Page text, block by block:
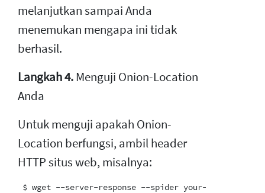
melanjutkan sampai Anda
menemukan mengapa ini tidak
berhasil.
Langkah 4.Menguji Onion-Location
Anda
Untuk menguji apakah Onion-
Location berfungsi, ambil header
HTTP situs web, misalnya: